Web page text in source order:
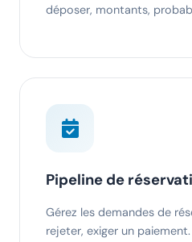
déposer, montants,
Pipeline de
Gérez les demandes de
rejeter, exiger un